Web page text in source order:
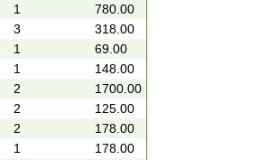
1
780.00
3
318.00
1
69.00
1
148.00
2
1700.00
2
125.00
2
178.00
1
178.00